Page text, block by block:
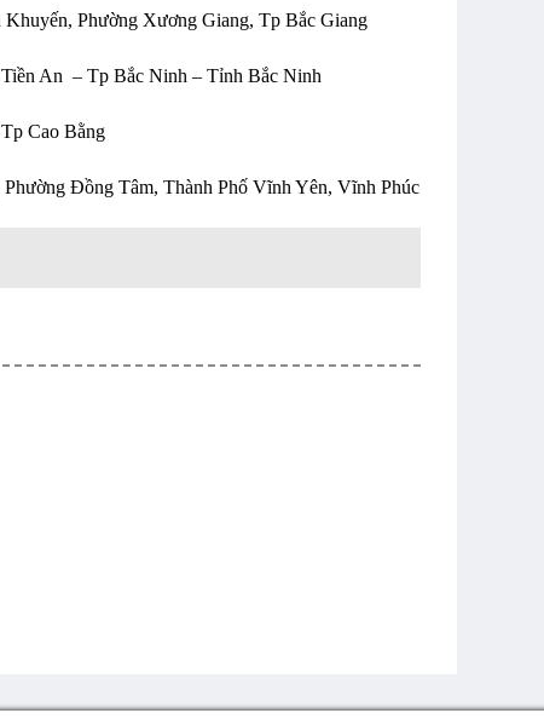
Phường Xương Giang, Tp Bắc Giang
An – Tp Bắc Ninh – Tỉnh Bắc Ninh
Cao Bằng
Đồng Tâm, Thành Phố Vĩnh Yên, Vĩnh Phúc